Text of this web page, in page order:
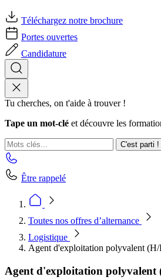
Téléchargez notre brochure
Portes ouvertes
Candidature
Tu cherches, on t'aide à trouver !
Tape un mot-clé et découvre les
C'est parti !
Être rappelé
Toutes nos offres d’alternance
Logistique
Agent d'exploitation polyvalent (H/
Agent d'exploitation polyvalent